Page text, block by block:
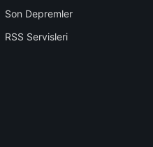
Son Depremler
RSS Servisleri